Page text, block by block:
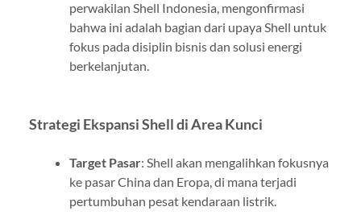
perwakilan Shell Indonesia, mengonfirmasi
bahwa ini adalah bagian dari upaya Shell untuk
fokus pada disiplin bisnis dan solusi energi
berkelanjutan.
Strategi Ekspansi Shell di Area Kunci
Target Pasar: Shell akan mengalihkan fokusnya
ke pasar China dan Eropa, di mana terjadi
pertumbuhan pesat kendaraan listrik.